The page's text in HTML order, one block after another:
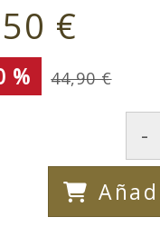
€
% 44,90 €
-